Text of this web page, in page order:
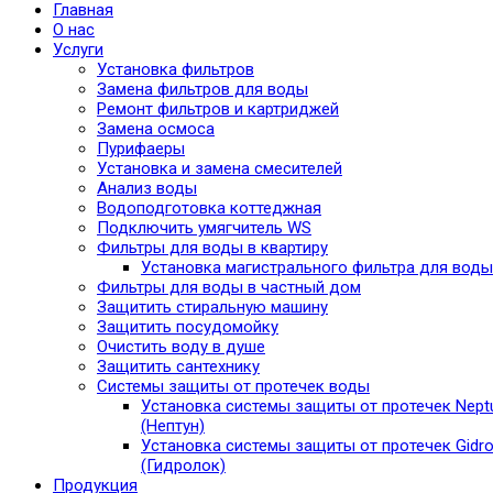
Главная
О нас
Услуги
Установка фильтров
Замена фильтров для воды
Ремонт фильтров и картриджей
Замена осмоса
Пурифаеры
Установка и замена смесителей
Анализ воды
Водоподготовка коттеджная
Подключить умягчитель WS
Фильтры для воды в квартиру
Установка магистрального фильтра для воды
Фильтры для воды в частный дом
Защитить стиральную машину
Защитить посудомойку
Очистить воду в душе
Защитить сантехнику
Системы защиты от протечек воды
Установка системы защиты от протечек
(Нептун)
Установка системы защиты от протечек
(Гидролок)
Продукция